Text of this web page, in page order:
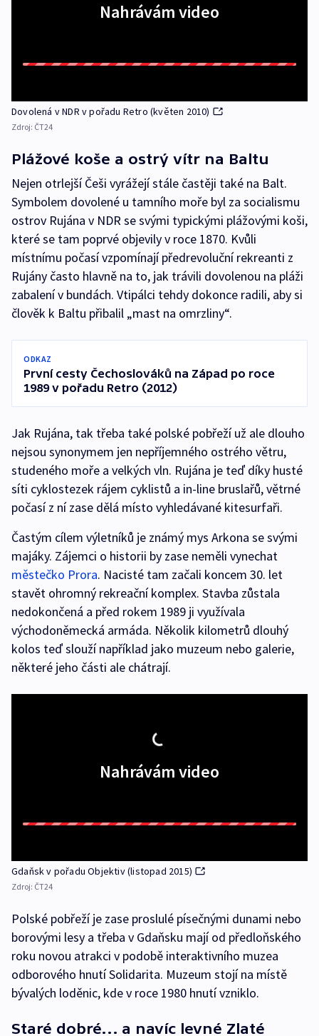
Nahrávám video
Dovolená v NDR v pořadu Retro (květen 2010)
Zdroj: ČT24
Plážové koše a ostrý vítr na Baltu
Nejen otrlejší Češi vyrážejí stále častěji také na Balt.
Symbolem dovolené u tamního moře byl za socialismu
ostrov Rujána v NDR se svými typickými plážovými koši,
které se tam poprvé objevily v roce 1870. Kvůli
místnímu počasí vzpomínají předrevoluční rekreanti z
Rujány často hlavně na to, jak trávili dovolenou na pláži
zabalení v bundách. Vtipálci tehdy dokonce radili, aby si
člověk k Baltu přibalil „mast na omrzliny“.
ODKAZ
První cesty Čechoslováků na Západ po roce
1989 v pořadu Retro (2012)
Jak Rujána, tak třeba také polské pobřeží už ale dlouho
nejsou synonymem jen nepříjemného ostrého větru,
studeného moře a velkých vln. Rujána je teď díky husté
síti cyklostezek rájem cyklistů a in-line bruslařů, větrné
počasí z ní zase dělá místo vyhledávané kitesurfaři.
Častým cílem výletníků je známý mys Arkona se svými
majáky. Zájemci o historii by zase neměli vynechat
městečko Prora. Nacisté tam začali koncem 30. let
stavět ohromný rekreační komplex. Stavba zůstala
nedokončená a před rokem 1989 ji využívala
východoněmecká armáda. Několik kilometrů dlouhý
kolos teď slouží například jako muzeum nebo galerie,
některé jeho části ale chátrají.
Nahrávám video
Gdaňsk v pořadu Objektiv (listopad 2015)
Zdroj: ČT24
Polské pobřeží je zase proslulé písečnými dunami nebo
borovými lesy a třeba v Gdaňsku mají od předloňského
roku novou atrakci v podobě interaktivního muzea
odborového hnutí Solidarita. Muzeum stojí na místě
bývalých loděnic, kde v roce 1980 hnutí vzniklo.
Staré dobré… a navíc levné Zlaté